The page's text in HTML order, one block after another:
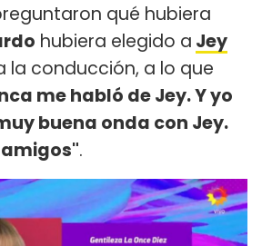
qué hubiera
hubiera elegido a Jey
la conducción, a lo que
me habló de Jey. Y yo
buena onda con Jey.
.